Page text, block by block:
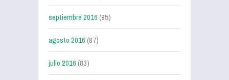
septiembre 2016(95)
agosto 2016(87)
julio 2016(83)